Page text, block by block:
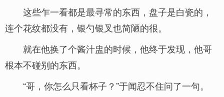
这些乍一看都是最寻常的东西，盘子是白瓷的，
连个花纹都没有，银勺银叉也简陋的很。
就在他换了个酱汁盅的时候，他终于发现，他哥
根本不碰别的东西。
“哥，你怎么只看杯子？”于闻忍不住问了一句。